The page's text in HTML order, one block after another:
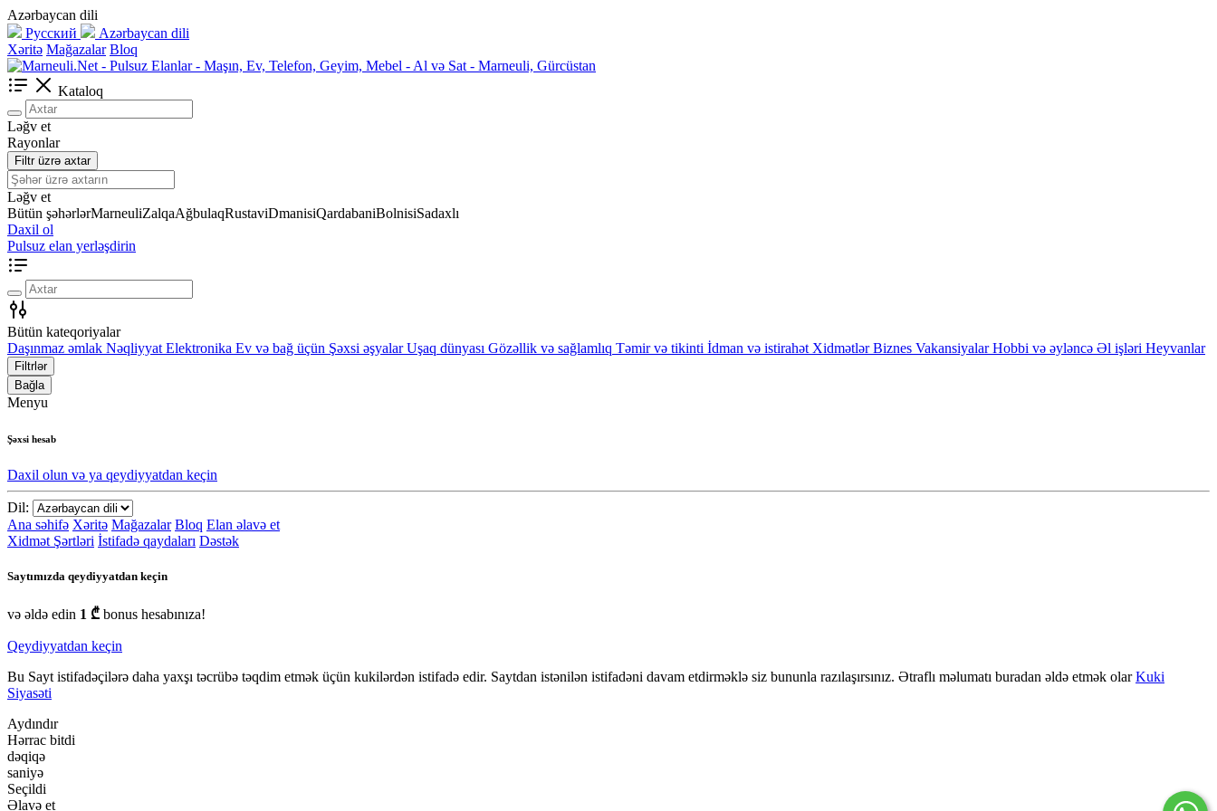
Azərbaycan dili
Русский
Azərbaycan dili
Xəritə Mağazalar Bloq
Kataloq
Ləğv et
Rayonlar
Filtr üzrə axtar
Ləğv et
Bütün şəhərlərMarneuliZalqaAğbulaqRustaviDmanisiQardabaniBolnisiSadaxlı
Daxil ol
Pulsuz elan yerləşdirin
Bütün kateqoriyalar
Daşınmaz əmlak Nəqliyyat Elektronika Ev və bağ üçün Şəxsi əşyalar Uşaq dünyası Gözəllik və sağlamlıq Təmir və tikinti İdman və istirahət Xidmətlər Biznes Vakansiyalar Hobbi və əyləncə Əl işləri Heyvanlar
Filtrlər
Bağla
Menyu
Şəxsi hesab
Daxil olun və ya qeydiyyatdan keçin
Dil:
Ana səhifə Xəritə Mağazalar Bloq Elan əlavə et
Xidmət Şərtləri İstifadə qaydaları Dəstək
Saytımızda qeydiyyatdan keçin
və əldə edin 1 ₾ bonus hesabınıza!
Qeydiyyatdan keçin
Bu Sayt istifadəçilərə daha yaxşı təcrübə təqdim etmək üçün kukilərdən istifadə edir. Saytdan istənilən istifadəni davam etdirməklə siz bununla razılaşırsınız. Ətraflı məlumatı buradan əldə etmək olarKuki
Siyasəti
Aydındır
Hərrac bitdi
dəqiqə
saniyə
Seçildi
Əlavə et